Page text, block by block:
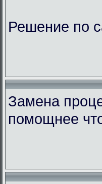
Решение по
Замена
помощнее